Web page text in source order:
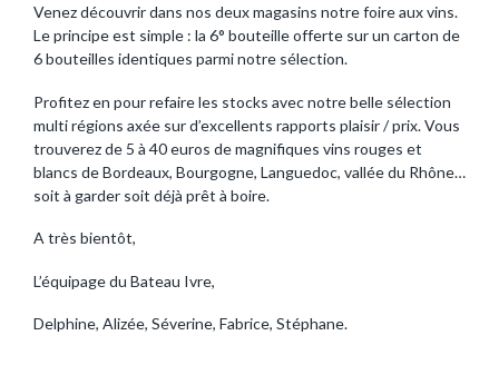
Venez découvrir dans nos deux magasins notre foire aux vins.
Le principe est simple : la 6° bouteille offerte sur un carton de
6 bouteilles identiques parmi notre sélection.
Profitez en pour refaire les stocks avec notre belle sélection
multi régions axée sur d’excellents rapports plaisir / prix. Vous
trouverez de 5 à 40 euros de magnifiques vins rouges et
blancs de Bordeaux, Bourgogne, Languedoc, vallée du Rhône…
soit à garder soit déjà prêt à boire.
A très bientôt,
L’équipage du Bateau Ivre,
Delphine, Alizée, Séverine, Fabrice, Stéphane.